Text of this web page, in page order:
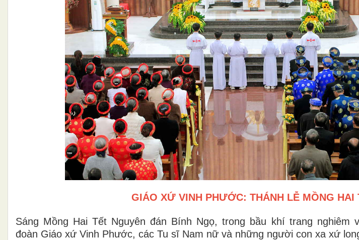
GIÁO XỨ VINH PHƯỚC: THÁNH LỄ MỒNG HAI
Sáng Mồng Hai Tết Nguyên đán Bính Ngọ, trong bầu khí trang nghiêm
đoàn Giáo xứ Vinh Phước, các Tu sĩ Nam nữ và những người con xa xứ